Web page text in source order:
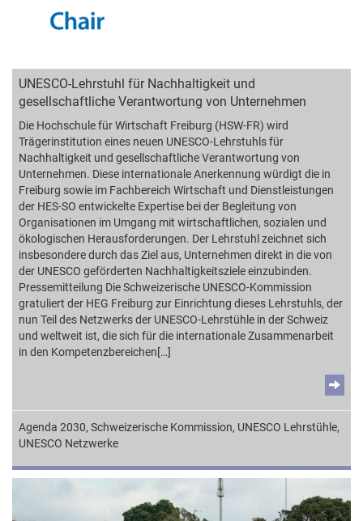
UNESCO-Lehrstuhl für Nachhaltigkeit und
gesellschaftliche Verantwortung von Unternehmen
Die Hochschule für Wirtschaft Freiburg (HSW-FR) wird
Trägerinstitution eines neuen UNESCO-Lehrstuhls für
Nachhaltigkeit und gesellschaftliche Verantwortung von
Unternehmen. Diese internationale Anerkennung würdigt die in
Freiburg sowie im Fachbereich Wirtschaft und Dienstleistungen
der HES-SO entwickelte Expertise bei der Begleitung von
Organisationen im Umgang mit wirtschaftlichen, sozialen und
ökologischen Herausforderungen. Der Lehrstuhl zeichnet sich
insbesondere durch das Ziel aus, Unternehmen direkt in die von
der UNESCO geförderten Nachhaltigkeitsziele einzubinden.
Pressemitteilung Die Schweizerische UNESCO-Kommission
gratuliert der HEG Freiburg zur Einrichtung dieses Lehrstuhls, der
nun Teil des Netzwerks der UNESCO-Lehrstühle in der Schweiz
und weltweit ist, die sich für die internationale Zusammenarbeit
in den Kompetenzbereichen[…]
Agenda 2030, Schweizerische Kommission, UNESCO Lehrstühle,
UNESCO Netzwerke